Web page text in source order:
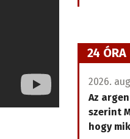
24 ÓRA
2026.
Az
szerint
hogy